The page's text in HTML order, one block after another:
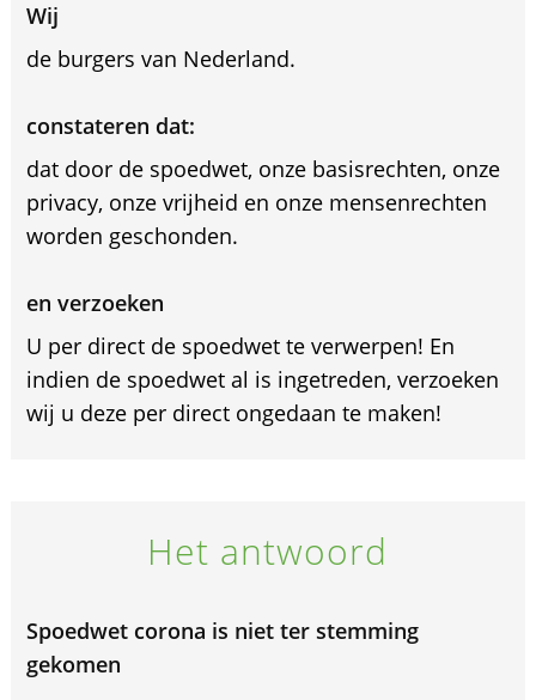
Wij
de burgers van Nederland.
constateren dat:
dat door de spoedwet, onze basisrechten, onze
privacy, onze vrijheid en onze mensenrechten
worden geschonden.
en verzoeken
U per direct de spoedwet te verwerpen! En
indien de spoedwet al is ingetreden, verzoeken
wij u deze per direct ongedaan te maken!
Het antwoord
Spoedwet corona is niet ter stemming
gekomen